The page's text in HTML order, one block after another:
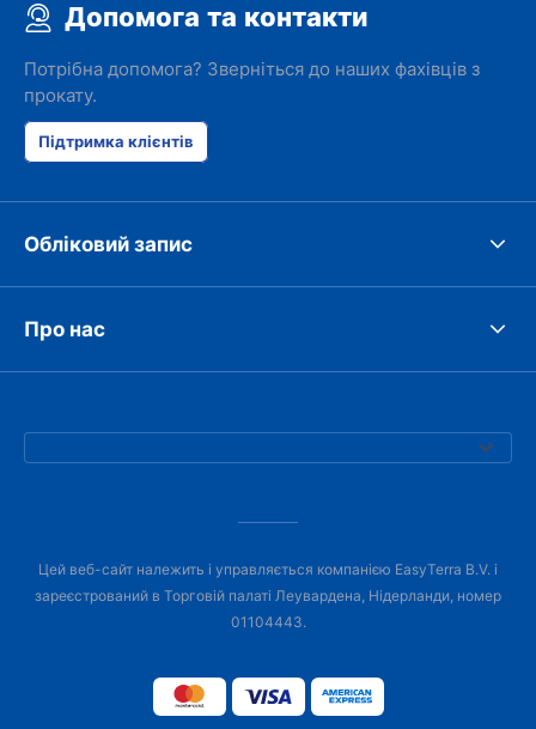
Допомога та контакти
Потрібна допомога? Зверніться до наших фахівців з
прокату.
Підтримка клієнтів
Обліковий запис
Про нас
Цей веб-сайт належить і управляється компанією EasyTerra B.V. і
зареєстрований в Торговій палаті Леувардена, Нідерланди, номер
01104443.